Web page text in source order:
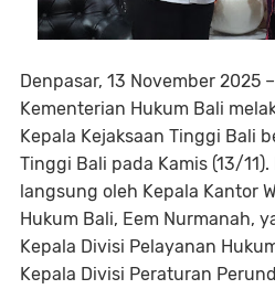
Denpasar, 13 November 2025
Kementerian Hukum Bali
Kepala Kejaksaan Tinggi Bali
Tinggi Bali pada Kamis (13/
langsung oleh Kepala Kantor
Hukum Bali, Eem Nurmanah,
Kepala Divisi Pelayanan
Kepala Divisi Peraturan